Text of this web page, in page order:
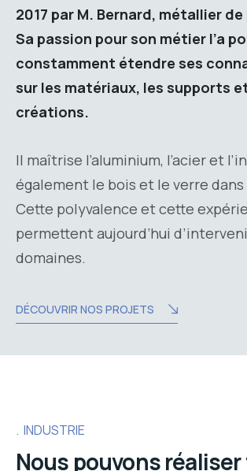
2017 par M. Bernard, métallier
Sa passion pour son métier l’a
constamment étendre ses
sur les matériaux, les supports
créations.
Il maîtrise l’aluminium, l’acier et
également le bois et le verre dans
Cette polyvalence et cette
permettent aujourd’hui
domaines.
DÉCOUVRIR NOS PROJETS
INDUSTRIE
Nous pouvons